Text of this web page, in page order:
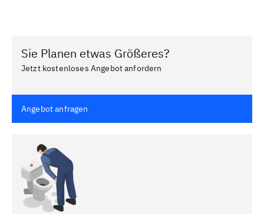
Sie Planen etwas Größeres?
Jetzt kostenloses Angebot anfordern
Angebot anfragen